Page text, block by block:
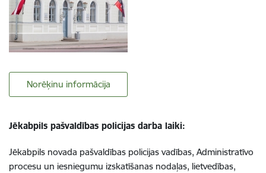
Norēķinu informācija
Jēkabpils pašvaldības policijas darba laiki:
Jēkabpils novada pašvaldības policijas vadības, Administratīvo
procesu un iesniegumu izskatīšanas nodaļas, lietvedības,